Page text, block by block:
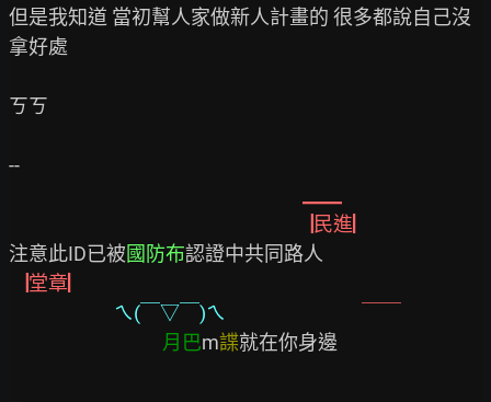
但是我知道 當初幫人家做新人計畫的 很多都說自己沒
拿好處
ㄎㄎ
--
▕民進▏
注意此ID已被國防布
▕堂章▏
ㄟ(￣▽￣)ㄟ
月巴m諜就在你身邊